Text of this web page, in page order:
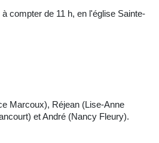
compter de 11 h, en l'église Sainte-
Marcoux), Réjean (Lise-Anne
et André (Nancy Fleury).